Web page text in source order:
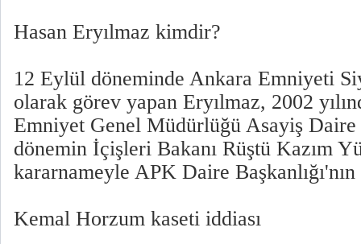
Hasan Eryılmaz kimdir?
12 Eylül döneminde Ankara Emniyeti
olarak görev yapan Eryılmaz, 2002
Emniyet Genel Müdürlüğü Asayiş Daire
dönemin İçişleri Bakanı Rüştü Kazım
kararnameyle APK Daire
Kemal Horzum kaseti iddiası